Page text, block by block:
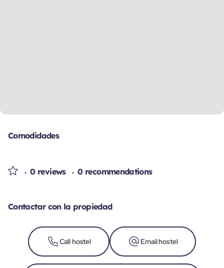
Comodidades
0 reviews 0 recommendations
Contactar con la propiedad
Call hostel Email hostel